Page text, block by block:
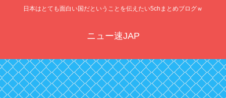
日本はとても面白い国だということを伝えたい5chまとめブログｗ
ニュー速JAP